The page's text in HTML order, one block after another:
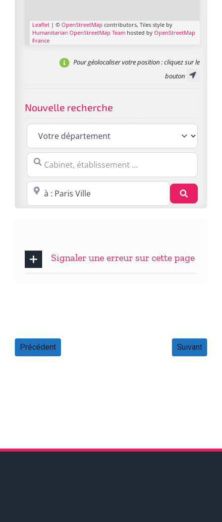
Leaflet | © OpenStreetMap contributors, Tiles style by
Humanitarian OpenStreetMap Team hosted by OpenStreetMap
France
Pour géolocaliser votre position: cliquez sur le
bouton
Nouvelle recherche
Cabinet, établissement ...
Proche de : ville, cp, lieu ...
Signaler une erreur sur cette page
Précédent Suivant